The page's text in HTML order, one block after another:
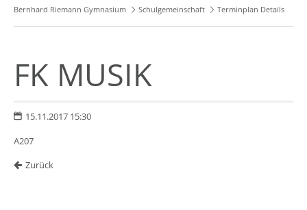
Bernhard Riemann Gymnasium Schulgemeinschaft Terminplan Details
FK MUSIK
15.11.2017 15:30
A207
Zurück